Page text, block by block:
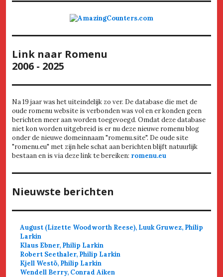
Link naar Romenu
2006 - 2025
Na 19 jaar was het uiteindelijk zo ver. De database die met de
oude romenu website is verbonden was vol en er konden geen
berichten meer aan worden toegevoegd. Omdat deze database
niet kon worden uitgebreid is er nu deze nieuwe romenu blog
onder de nieuwe domeinnaam "romenu.site". De oude site
"romenu.eu" met zijn hele schat aan berichten blijft natuurlijk
bestaan en is via deze link te bereiken: romenu.eu
Nieuwste berichten
August (Lizette Woodworth Reese), Luuk Gruwez, Philip
Larkin
Klaus Ebner, Philip Larkin
Robert Seethaler, Philip Larkin
Kjell Westö, Philip Larkin
Wendell Berry, Conrad Aiken